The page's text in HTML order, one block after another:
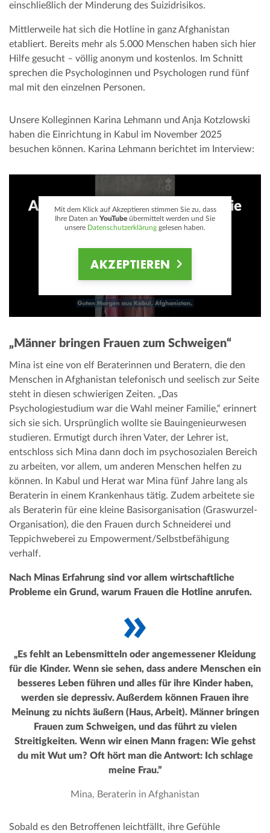
einschließlich der Minderung des Suizidrisikos.
Mittlerweile hat sich die Hotline in ganz Afghanistan
etabliert. Bereits mehr als 5.000 Menschen haben sich hier
Hilfe gesucht – völlig anonym und kostenlos. Im Schnitt
sprechen die Psychologinnen und Psychologen rund fünf
mal mit den einzelnen Personen.
Unsere Kolleginnen Karina Lehmann und Anja Kotzlowski
haben die Einrichtung in Kabul im November 2025
besuchen können. Karina Lehmann berichtet im Interview:
Afghanistan: Eine Hotline für die
mentale Gesundheit
Mit dem Klick auf Akzeptieren stimmen Sie zu, dass
Ihre Daten an YouTubeübermittelt werden und Sie
unsere Datenschutzerklärung gelesen haben.
AKZEPTIEREN
„Männer bringen Frauen zum Schweigen“
Mina ist eine von elf Beraterinnen und Beratern, die den
Menschen in Afghanistan telefonisch und seelisch zur Seite
steht in diesen schwierigen Zeiten. „Das
Psychologiestudium war die Wahl meiner Familie,“ erinnert
sich sie sich. Ursprünglich wollte sie Bauingenieurwesen
studieren. Ermutigt durch ihren Vater, der Lehrer ist,
entschloss sich Mina dann doch im psychosozialen Bereich
zu arbeiten, vor allem, um anderen Menschen helfen zu
können. In Kabul und Herat war Mina fünf Jahre lang als
Beraterin in einem Krankenhaus tätig. Zudem arbeitete sie
als Beraterin für eine kleine Basisorganisation (Graswurzel-
Organisation), die den Frauen durch Schneiderei und
Teppichweberei zu Empowerment/Selbstbefähigung
verhalf.
Nach Minas Erfahrung sind vor allem wirtschaftliche
Probleme ein Grund, warum Frauen die Hotline anrufen.
„Es fehlt an Lebensmitteln oder angemessener Kleidung
für die Kinder. Wenn sie sehen, dass andere Menschen ein
besseres Leben führen und alles für ihre Kinder haben,
werden sie depressiv. Außerdem können Frauen ihre
Meinung zu nichts äußern (Haus, Arbeit). Männer bringen
Frauen zum Schweigen, und das führt zu vielen
Streitigkeiten. Wenn wir einen Mann fragen: Wie gehst
du mit Wut um? Oft hört man die Antwort: Ich schlage
meine Frau.”
Mina, Beraterin in Afghanistan
Sobald es den Betroffenen leichtfällt, ihre Gefühle